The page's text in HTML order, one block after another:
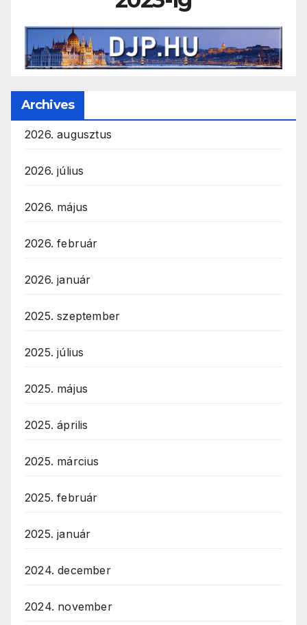
Archives
2026. augusztus
2026. július
2026. május
2026. február
2026. január
2025. szeptember
2025. július
2025. május
2025. április
2025. március
2025. február
2025. január
2024. december
2024. november